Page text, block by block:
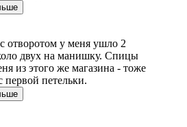
отворотом у меня ушло 2
двух на манишку. Спицы
из этого же магазина - тоже
первой петельки.